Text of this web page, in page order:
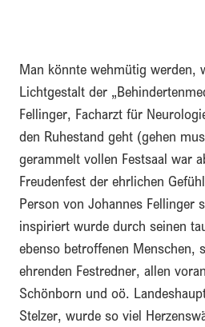
Man könnte wehmütig werden,
Lichtgestalt der
Fellinger, Facharzt für
den Ruhestand geht (gehen
gerammelt vollen Festsaal war
Freudenfest der ehrlichen
Person von Johannes Fellinger
inspiriert wurde durch seinen
ebenso betroffenen Menschen,
ehrenden Festredner, allen
Schönborn und oö.
Stelzer, wurde so viel